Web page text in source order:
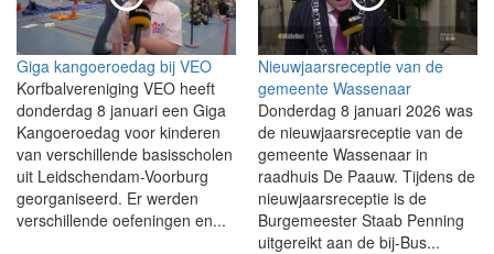
Giga kangoeroedag bij VEO
Korfbalvereniging VEO heeft
donderdag 8 januari een Giga
Kangoeroedag voor kinderen
van verschillende basisscholen
uit Leidschendam-Voorburg
georganiseerd. Er werden
verschillende oefeningen en...
Nieuwjaarsreceptie van de
gemeente Wassenaar
Donderdag 8 januari 2026 was
de nieuwjaarsreceptie van de
gemeente Wassenaar in
raadhuis De Paauw. Tijdens de
nieuwjaarsreceptie is de
Burgemeester Staab Penning
uitgereikt aan de bij-Bus...